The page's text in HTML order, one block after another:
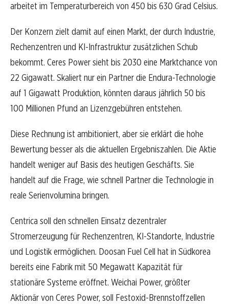
arbeitet im Temperaturbereich von 450 bis 630 Grad Celsius.
Der Konzern zielt damit auf einen Markt, der durch Industrie,
Rechenzentren und KI-Infrastruktur zusätzlichen Schub
bekommt. Ceres Power sieht bis 2030 eine Marktchance von
22 Gigawatt. Skaliert nur ein Partner die Endura-Technologie
auf 1 Gigawatt Produktion, könnten daraus jährlich 50 bis
100 Millionen Pfund an Lizenzgebühren entstehen.
Diese Rechnung ist ambitioniert, aber sie erklärt die hohe
Bewertung besser als die aktuellen Ergebniszahlen. Die Aktie
handelt weniger auf Basis des heutigen Geschäfts. Sie
handelt auf die Frage, wie schnell Partner die Technologie in
reale Serienvolumina bringen.
Centrica soll den schnellen Einsatz dezentraler
Stromerzeugung für Rechenzentren, KI-Standorte, Industrie
und Logistik ermöglichen. Doosan Fuel Cell hat in Südkorea
bereits eine Fabrik mit 50 Megawatt Kapazität für
stationäre Systeme eröffnet. Weichai Power, größter
Aktionär von Ceres Power, soll Festoxid-Brennstoffzellen